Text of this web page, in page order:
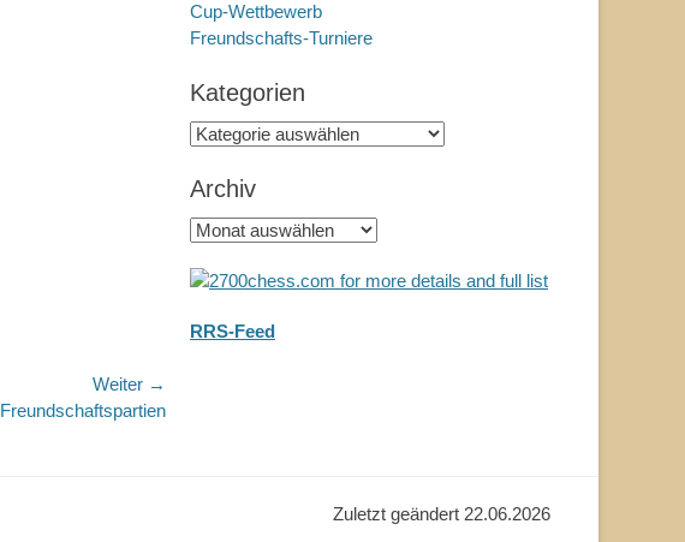
Weiter →
Freundschaftspartien
Cup-Wettbewerb
Freundschafts-Turniere
Kategorien
Kategorien
Archiv
Archiv
RRS-Feed
Zuletzt geändert 22.06.2026